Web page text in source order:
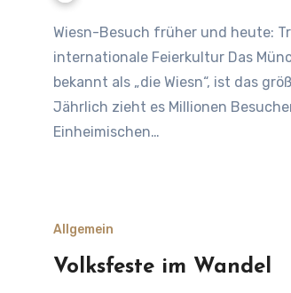
Wiesn-Besuch früher und heute: Tradition trifft auf
internationale Feierkultur Das
bekannt als „die Wiesn“, ist das
Jährlich zieht es Millionen
Einheimischen…
Allgemein
Volksfeste im Wandel